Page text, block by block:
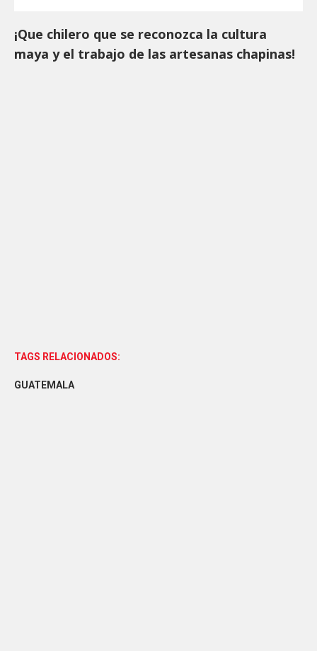
¡Que chilero que se reconozca la cultura
maya y el trabajo de las artesanas chapinas!
TAGS RELACIONADOS:
GUATEMALA